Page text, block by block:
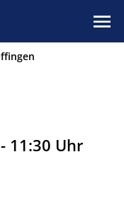
11:30 Uhr